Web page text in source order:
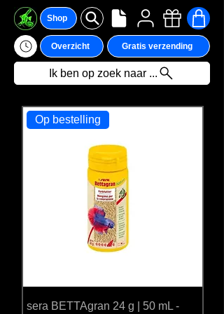
Shop
Overzicht Gratis verzending
Ik ben op zoek naar ...
We hebben momenteel
geen producten om
weer te geven.
Op bestelling
sera BETTAgran 24 g | 50 mL -